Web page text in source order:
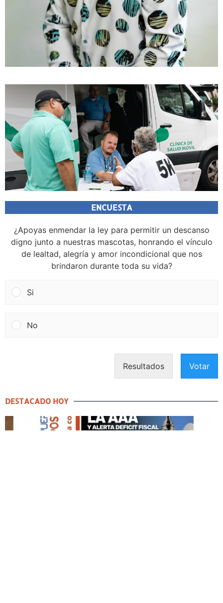
ENCUESTA
¿Apoyas enmendar la ley para permitir un descanso
digno junto a nuestras mascotas, honrando el vínculo
de lealtad, alegría y amor incondicional que nos
brindaron durante toda su vida?
Si
No
Resultados Votar
DESTACADO HOY